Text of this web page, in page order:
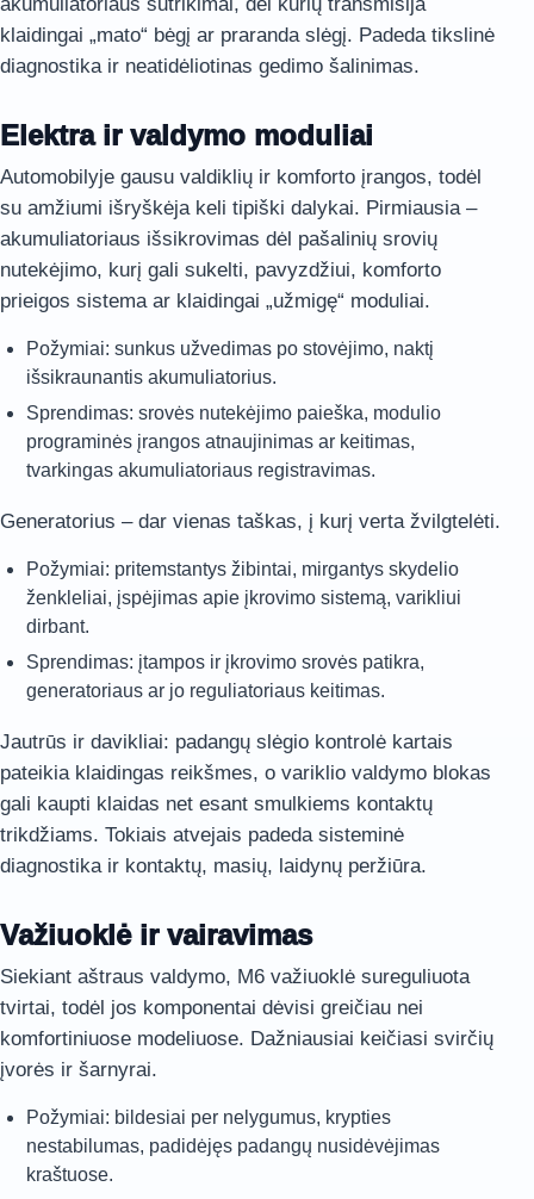
klaidingai „mato“ bėgį ar praranda slėgį. Padeda tikslinė
diagnostika ir neatidėliotinas gedimo šalinimas.
Elektra ir valdymo moduliai
Automobilyje gausu valdiklių ir komforto įrangos, todėl
su amžiumi išryškėja keli tipiški dalykai. Pirmiausia –
akumuliatoriaus išsikrovimas dėl pašalinių srovių
nutekėjimo, kurį gali sukelti, pavyzdžiui, komforto
prieigos sistema ar klaidingai „užmigę“ moduliai.
Požymiai: sunkus užvedimas po stovėjimo, naktį
išsikraunantis akumuliatorius.
Sprendimas: srovės nutekėjimo paieška, modulio
programinės įrangos atnaujinimas ar keitimas,
tvarkingas akumuliatoriaus registravimas.
Generatorius – dar vienas taškas, į kurį verta žvilgtelėti.
Požymiai: pritemstantys žibintai, mirgantys skydelio
ženkleliai, įspėjimas apie įkrovimo sistemą, varikliui
dirbant.
Sprendimas: įtampos ir įkrovimo srovės patikra,
generatoriaus ar jo reguliatoriaus keitimas.
Jautrūs ir davikliai: padangų slėgio kontrolė kartais
pateikia klaidingas reikšmes, o variklio valdymo blokas
gali kaupti klaidas net esant smulkiems kontaktų
trikdžiams. Tokiais atvejais padeda sisteminė
diagnostika ir kontaktų, masių, laidynų peržiūra.
Važiuoklė ir vairavimas
Siekiant aštraus valdymo, M6 važiuoklė sureguliuota
tvirtai, todėl jos komponentai dėvisi greičiau nei
komfortiniuose modeliuose. Dažniausiai keičiasi svirčių
įvorės ir šarnyrai.
Požymiai: bildesiai per nelygumus, krypties
nestabilumas, padidėjęs padangų nusidėvėjimas
kraštuose.